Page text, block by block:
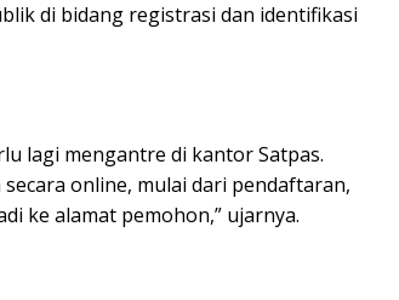
di bidang registrasi dan identifikasi
lagi mengantre di kantor Satpas.
online, mulai dari pendaftaran,
ke alamat pemohon,” ujarnya.